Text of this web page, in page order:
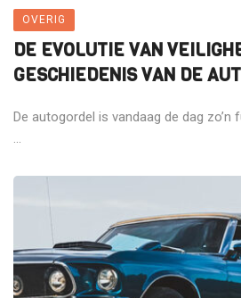
OVERIG
DE EVOLUTIE VAN
GESCHIEDENIS VAN DE
De autogordel is vandaag de dag zo’n
...